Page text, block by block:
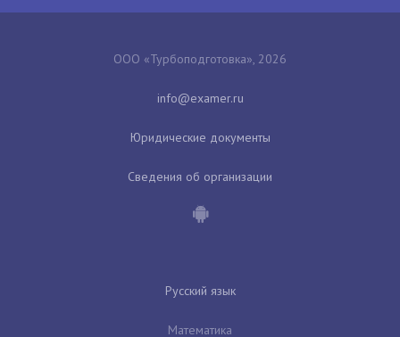
ООО «Турбоподготовка», 2026
Юридические документы
Сведения об организации
Русский язык
Математика